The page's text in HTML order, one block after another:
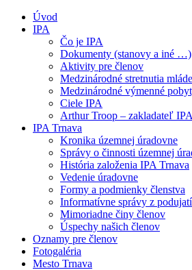
Úvod
IPA
Čo je IPA
Dokumenty (stanovy a iné …)
Aktivity pre členov
Medzinárodné stretnutia
Medzinárodné výmenné
Ciele IPA
Arthur Troop – zakladateľ IPA
IPA Trnava
Kronika územnej úradovne
Správy o činnosti územnej
História založenia IPA Trnava
Vedenie úradovne
Formy a podmienky členstva
Informatívne správy z podujatí
Mimoriadne činy členov
Úspechy našich členov
Oznamy pre členov
Fotogaléria
Mesto Trnava